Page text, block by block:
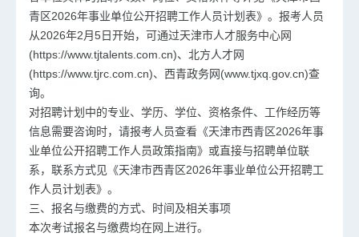
青区2026年事业单位公开招聘工作人员计划表》。报考人员
从2026年2月5日开始，可通过天津市人才服务中心网
(https://www.tjtalents.com.cn)、北方人才网
(https://www.tjrc.com.cn)、西青政务网(www.tjxq.gov.cn)查
询。
对招聘计划中的专业、学历、学位、资格条件、工作经历等
信息需要咨询时，请报考人员查看《天津市西青区2026年事
业单位公开招聘工作人员政策指南》或直接与招聘单位联
系，联系方式见《天津市西青区2026年事业单位公开招聘工
作人员计划表》。
三、报名与缴费的方式、时间及相关事项
本次考试报名与缴费均在网上进行。